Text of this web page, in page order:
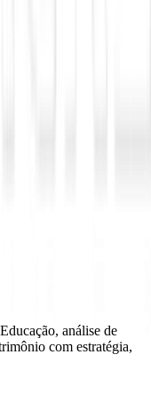
análise de
com estratégia,